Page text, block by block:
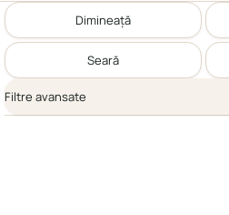
Dimineață
Seară
Filtre avansate